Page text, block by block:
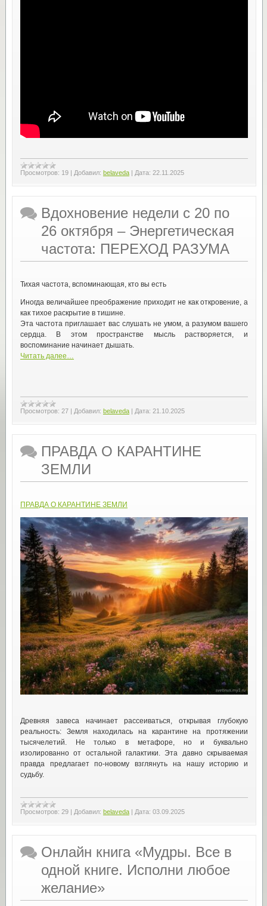
Просмотров: 19 | Добавил: belaveda | Дата: 22.11.2025
Вдохновение недели с 20 по
26 октября – Энергетическая
частота: ПЕРЕХОД РАЗУМА
Тихая частота, вспоминающая, кто вы есть
Иногда величайшее преображение приходит не как откровение, а
как тихое раскрытие в тишине.
Эта частота приглашает вас слушать не умом, а разумом вашего
сердца. В этом пространстве мысль растворяется, и
воспоминание начинает дышать.
Читать далее…
Просмотров: 27 | Добавил: belaveda | Дата: 21.10.2025
ПРАВДА О КАРАНТИНЕ
ЗЕМЛИ
ПРАВДА О КАРАНТИНЕ ЗЕМЛИ
Древняя завеса начинает рассеиваться, открывая глубокую
реальность: Земля находилась на карантине на протяжении
тысячелетий. Не только в метафоре, но и буквально
изолированно от остальной галактики. Эта давно скрываемая
правда предлагает по-новому взглянуть на нашу историю и
судьбу.
Просмотров: 29 | Добавил: belaveda | Дата: 03.09.2025
Онлайн книга «Мудры. Все в
одной книге. Исполни любое
желание»